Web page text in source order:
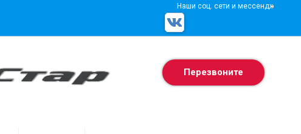
Наши соц. сети и мессенджеры
Перезвоните